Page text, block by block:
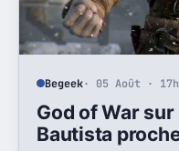
Begeek· 05 Août ·
God of War
Bautista